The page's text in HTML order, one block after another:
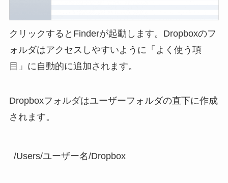
クリックするとFinderが起動します。Dropboxのフ
ォルダはアクセスしやすいように「よく使う項
目」に自動的に追加されます。
Dropboxフォルダはユーザーフォルダの直下に作成
されます。
/Users/ユーザー名/Dropbox